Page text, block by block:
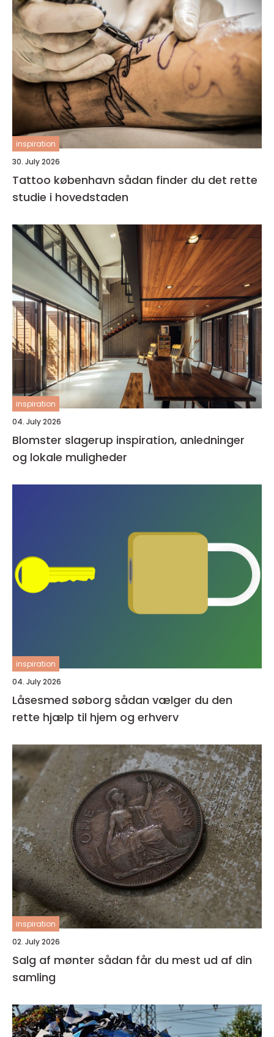
inspiration
30. July 2026
Tattoo københavn sådan finder du det rette
studie i hovedstaden
inspiration
04. July 2026
Blomster slagerup inspiration, anledninger
og lokale muligheder
inspiration
04. July 2026
Låsesmed søborg sådan vælger du den
rette hjælp til hjem og erhverv
inspiration
02. July 2026
Salg af mønter sådan får du mest ud af din
samling